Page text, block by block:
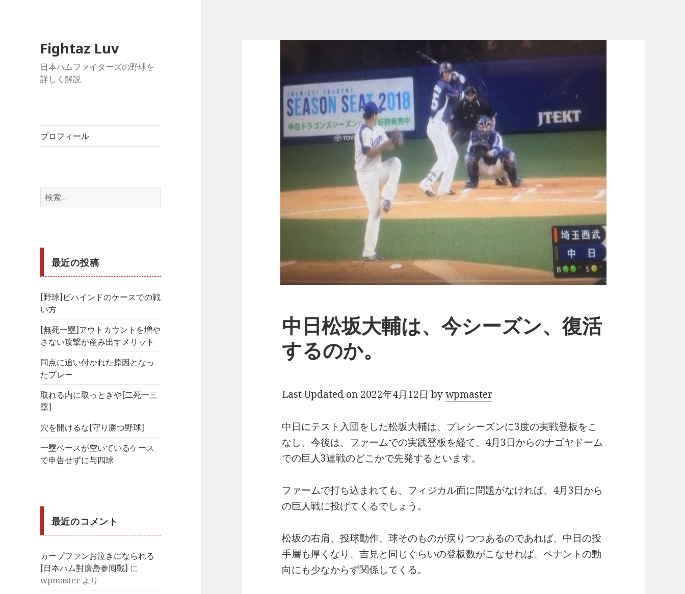
Fightaz Luv
日本ハムファイターズの野球を
詳しく解説
プロフィール
検
索:
最近の投稿
[野球]ビハインドのケースでの戦
い方
[無死一塁]アウトカウントを増や
さない攻撃が産み出すメリット
同点に追い付かれた原因となっ
たプレー
取れる内に取っときや[二死一三
塁]
穴を開けるな[守り勝つ野球]
一塁ベースが空いているケース
で申告せずに与四球
最近のコメント
カープファンお泣きになられる
[日夲ハム對廣㠀参囘戰] に
wpmaster より
中日松坂大輔は、今シーズン、復活
するのか。
Last Updated on 2022年4月12日 bywpmaster
中日にテスト入団をした松坂大輔は、プレシーズンに3度の実戦登板をこ
なし、今後は、ファームでの実践登板を経て、4月3日からのナゴヤドーム
での巨人3連戦のどこかで先発するといます。
ファームで打ち込まれても、フィジカル面に問題がなければ、4月3日から
の巨人戦に投げてくるでしょう。
松坂の右肩、投球動作、球そのものが戻りつつあるのであれば、中日の投
手層も厚くなり、吉見と同じぐらいの登板数がこなせれば、ペナントの動
向にも少なからず関係してくる。